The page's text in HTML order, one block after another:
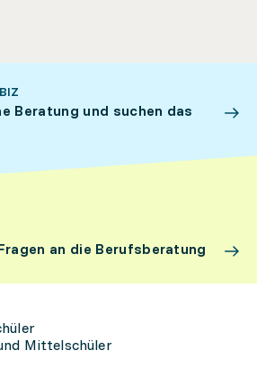
Beratung und suchen das
an die Berufsberatung
Mittelschüler